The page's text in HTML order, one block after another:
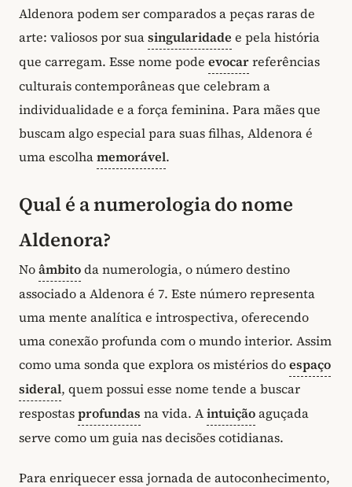
Aldenora podem ser comparados a peças raras de
arte: valiosos por suasingularidade e pela história
que carregam. Esse nome pode evocarreferências
culturais contemporâneas que celebram a
individualidade e a força feminina. Para mães que
buscam algo especial para suas filhas, Aldenora é
uma escolhamemorável.
Qual é a numerologia do nome
Aldenora?
Noâmbitoda numerologia, o número destino
associado a Aldenora é 7. Este número representa
uma mente analítica e introspectiva, oferecendo
uma conexão profunda com o mundo interior. Assim
como uma sonda que explora os mistérios doespaço
sideral, quem possui esse nome tende a buscar
respostasprofundas na vida. Aintuiçãoaguçada
serve como um guia nas decisões cotidianas.
Para enriquecer essa jornada de autoconhecimento,